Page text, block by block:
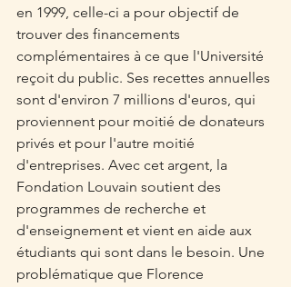
en 1999, celle-ci a pour objectif de
trouver des financements
complémentaires à ce que l'Université
reçoit du public. Ses recettes annuelles
sont d'environ 7 millions d'euros, qui
proviennent pour moitié de donateurs
privés et pour l'autre moitié
d'entreprises. Avec cet argent, la
Fondation Louvain soutient des
programmes de recherche et
d'enseignement et vient en aide aux
étudiants qui sont dans le besoin. Une
problématique que Florence